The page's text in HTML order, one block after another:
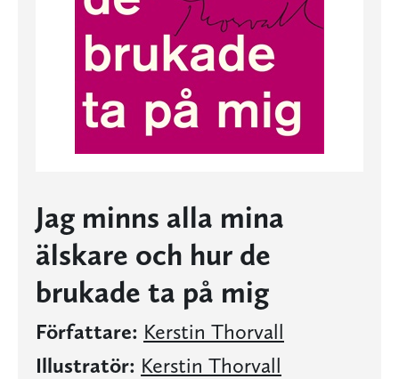
Jag minns alla mina
älskare och hur de
brukade ta på mig
Författare: Kerstin Thorvall
Illustratör: Kerstin Thorvall